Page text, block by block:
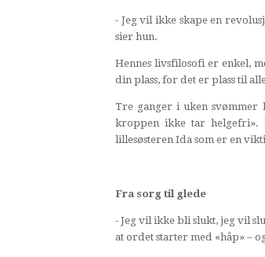
- Jeg vil ikke skape en
sier hun.
Hennes livsfilosofi er enkel,
din plass, for det er plass til
Tre ganger i uken svømmer
kroppen ikke tar helgefri».
lillesøsteren Ida som er en
Fra sorg til glede
- Jeg vil ikke bli slukt, jeg vil
at ordet starter med «håp» –